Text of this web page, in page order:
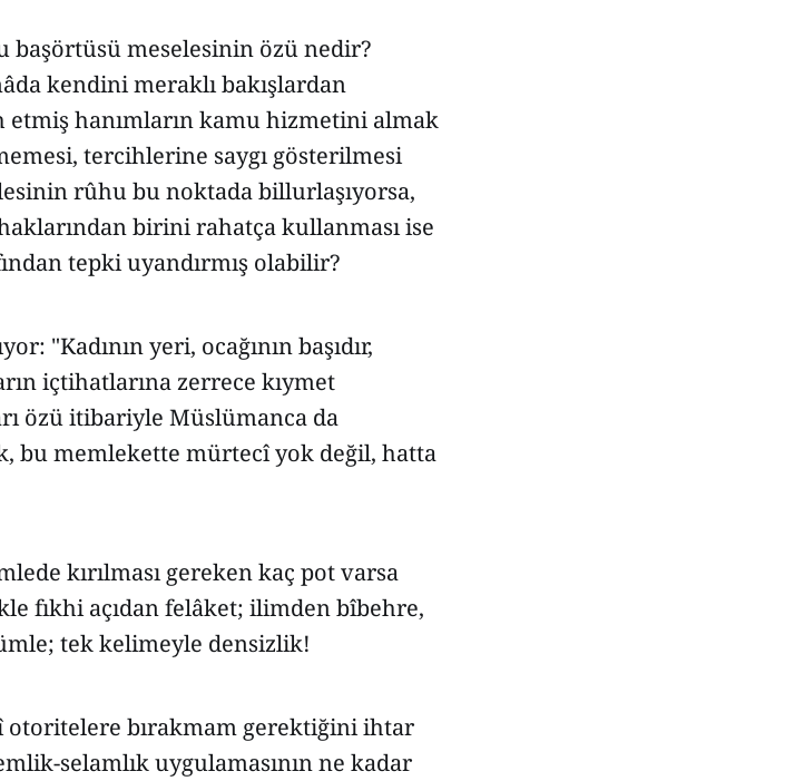
başörtüsü meselesinin özü nedir?
kendini meraklı bakışlardan
hanımların kamu hizmetini almak
tercihlerine saygı gösterilmesi
rûhu bu noktada billurlaşıyorsa,
birini rahatça kullanması ise
tepki uyandırmış olabilir?
"Kadının yeri, ocağının başıdır,
içtihatlarına zerrece kıymet
özü itibariyle Müslümanca da
bu memlekette mürtecî yok değil, hatta
kırılması gereken kaç pot varsa
fıkhi açıdan felâket; ilimden bîbehre,
tek kelimeyle densizlik!
bırakmam gerektiğini ihtar
selamlık uygulamasının ne kadar